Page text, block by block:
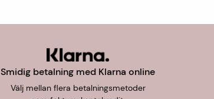
Smidig betalning med Klarna online
Välj mellan flera betalningsmetoder